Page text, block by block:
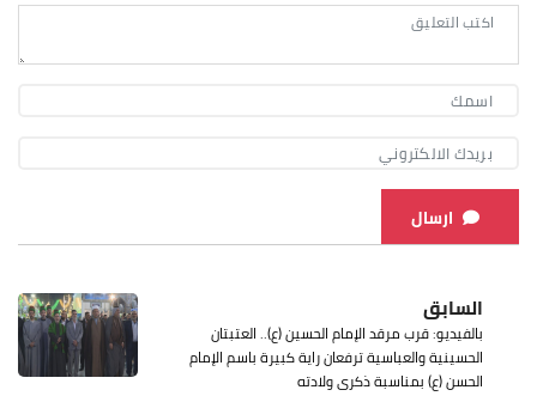
ارسال
السابق
بالفيديو: قرب مرقد الإمام الحسين (ع).. العتبتان
الحسينية والعباسية ترفعان راية كبيرة باسم الإمام
الحسن (ع) بمناسبة ذكرى ولادته